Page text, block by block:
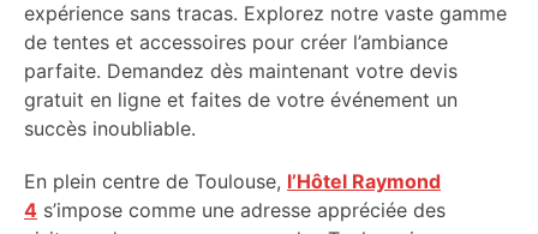
expérience sans tracas. Explorez notre vaste gamme
de tentes et accessoires pour créer l’ambiance
parfaite. Demandez dès maintenant votre devis
gratuit en ligne et faites de votre événement un
succès inoubliable.
En plein centre de Toulouse, l’Hôtel Raymond
4 s’impose comme une adresse appréciée des